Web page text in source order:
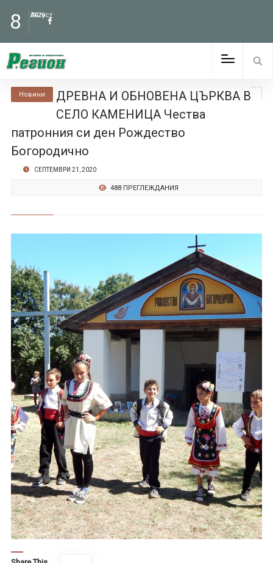
8 Август
2026
Новини
ДРЕВНА И ОБНОВЕНА ЦЪРКВА В
СЕЛО КАМЕНИЦА Чества
патронния си ден Рождество
Богородично
СЕПТЕМВРИ 21, 2020
488 ПРЕГЛЕЖДАНИЯ